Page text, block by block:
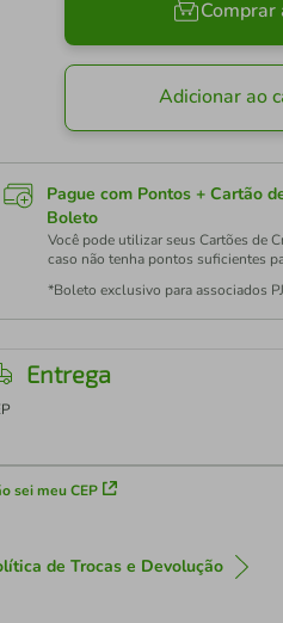
Comprar
Adicionar ao
Pague com Pontos + Cartão
Boleto
Você pode utilizar seus Cartões de
caso não tenha pontos suficientes
*Boleto exclusivo para associados PJ
Entrega
sei meu CEP
de Trocas e Devolução